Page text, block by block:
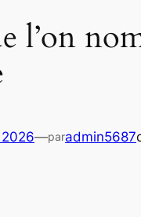
l’on
—paradmin5687